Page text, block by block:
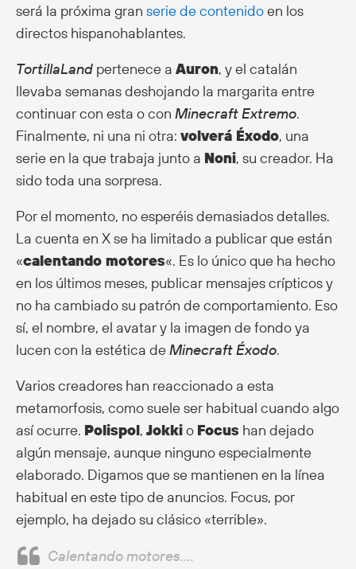
será la próxima gran serie de contenidoen los
directos hispanohablantes.
TortillaLand pertenece a Auron, y el catalán
llevaba semanas deshojando la margarita entre
continuar con esta o con Minecraft Extremo.
Finalmente, ni una ni otra: volverá Éxodo, una
serie en la que trabaja junto a Noni, su creador. Ha
sido toda una sorpresa.
Por el momento, no esperéis demasiados detalles.
La cuenta en X se ha limitado a publicar que están
«calentando motores«. Es lo único que ha hecho
en los últimos meses, publicar mensajes crípticos y
no ha cambiado su patrón de comportamiento. Eso
sí, el nombre, el avatar y la imagen de fondo ya
lucen con la estética deMinecraft Éxodo.
Varios creadores han reaccionado a esta
metamorfosis, como suele ser habitual cuando algo
así ocurre. Polispol, Jokkio Focus han dejado
algún mensaje, aunque ninguno especialmente
elaborado. Digamos que se mantienen en la línea
habitual en este tipo de anuncios. Focus, por
ejemplo, ha dejado su clásico «terrible».
Calentando motores….